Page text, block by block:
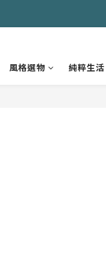
風格選物 純粹生活